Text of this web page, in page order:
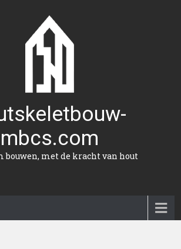
mbcs.com
bouwen, met de kracht van hout